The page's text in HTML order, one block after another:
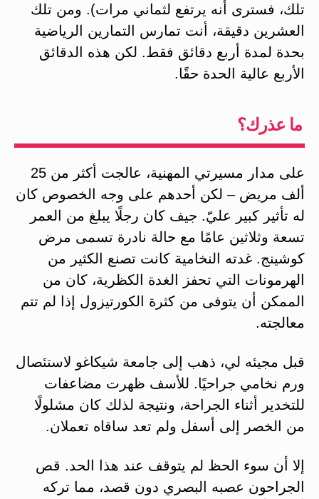
تلك، فسترى أنه يرتفع لثماني مرات). ومن تلك
العشرين دقيقة، أنت تمارس التمارين الرياضية
بحدة لمدة أربع دقائق فقط. لكن هذه الدقائق
الأربع عالية الحدة حقًا.
ما عذرك؟
على مدار مسيرتي المهنية، عالجت أكثر من 25
ألف مريض – لكن أحدهم على وجه الخصوص كان
له تأثير كبير عليّ. جيف كان رجلًا يبلغ من العمر
تسعة وثلاثين عامًا مع حالة نادرة تسمى مرض
كوشينج. غدته النخامية كانت تصنع الكثير من
الهرمونات التي تحفز الغدة الكظرية، كان من
الممكن أن يتوفى من كثرة الكورتيزول إذا لم تتم
معالجته.
قبل مجيئه لي، ذهب إلى جامعة شيكاغو لاستئصال
ورم نخامي جراحيًا. للأسف ظهرت مضاعفات
للتخدير أثناء الجراحة، ونتيجة لذلك كان مشلولًا
من الخصر إلى أسفل ولم تعد ساقاه تعملان.
إلا أن سوء الحظ لم يتوقف عند هذا الحد. قص
الجراحون عصبه البصري دون قصد، مما تركه